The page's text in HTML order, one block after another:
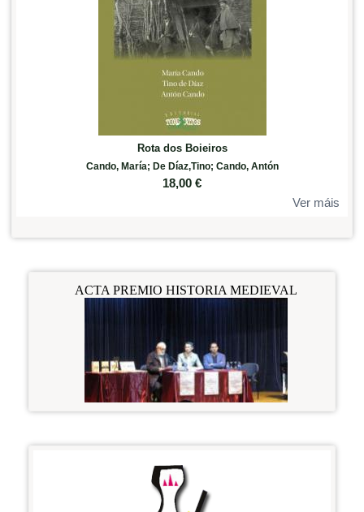
Rota dos Boieiros
Cando, María; De Díaz,Tino; Cando, Antón
18,00 €
Ver máis